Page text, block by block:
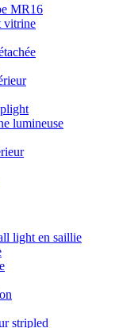
MR16
vitrine
lumineuse
light en saillie
stripled